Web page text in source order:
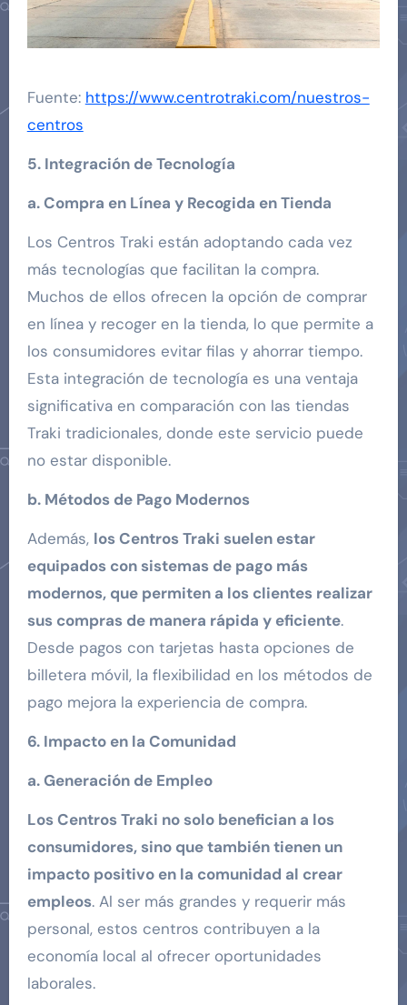
Fuente: https://www.centrotraki.com/nuestros-
centros
5. Integración de Tecnología
a. Compra en Línea y Recogida en Tienda
Los Centros Traki están adoptando cada vez
más tecnologías que facilitan la compra.
Muchos de ellos ofrecen la opción de comprar
en línea y recoger en la tienda, lo que permite a
los consumidores evitar filas y ahorrar tiempo.
Esta integración de tecnología es una ventaja
significativa en comparación con las tiendas
Traki tradicionales, donde este servicio puede
no estar disponible.
b. Métodos de Pago Modernos
Además, los Centros Traki suelen estar
equipados con sistemas de pago más
modernos, que permiten a los clientes realizar
sus compras de manera rápida y eficiente.
Desde pagos con tarjetas hasta opciones de
billetera móvil, la flexibilidad en los métodos de
pago mejora la experiencia de compra.
6. Impacto en la Comunidad
a. Generación de Empleo
Los Centros Traki no solo benefician a los
consumidores, sino que también tienen un
impacto positivo en la comunidad al crear
empleos. Al ser más grandes y requerir más
personal, estos centros contribuyen a la
economía local al ofrecer oportunidades
laborales.